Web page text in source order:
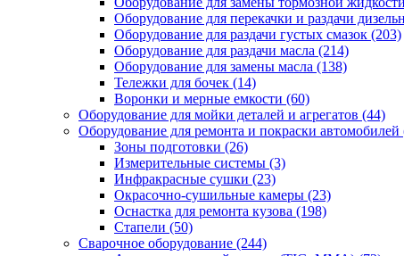
Оборудование для перекачки и раздачи
Оборудование для раздачи густых смазок (203)
Оборудование для раздачи масла (214)
Оборудование для замены масла (138)
Тележки для бочек (14)
Воронки и мерные емкости (60)
Оборудование для мойки деталей и агрегатов (44)
Оборудование для ремонта и покраски автомобилей
Зоны подготовки (26)
Измерительные системы (3)
Инфракрасные сушки (23)
Окрасочно-сушильные камеры (23)
Оснастка для ремонта кузова (198)
Стапели (50)
Сварочное оборудование (244)